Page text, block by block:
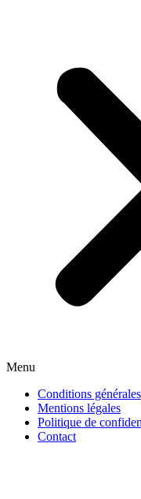
Menu
Conditions générales
Mentions légales
Politique de
Contact